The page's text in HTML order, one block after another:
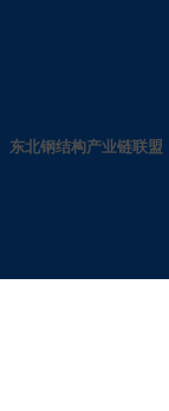
东北钢结构产业链联盟